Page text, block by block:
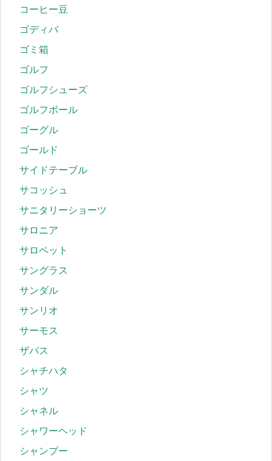
コーヒー豆
ゴディバ
ゴミ箱
ゴルフ
ゴルフシューズ
ゴルフボール
ゴーグル
ゴールド
サイドテーブル
サコッシュ
サニタリーショーツ
サロニア
サロペット
サングラス
サンダル
サンリオ
サーモス
ザバス
シャチハタ
シャツ
シャネル
シャワーヘッド
シャンプー